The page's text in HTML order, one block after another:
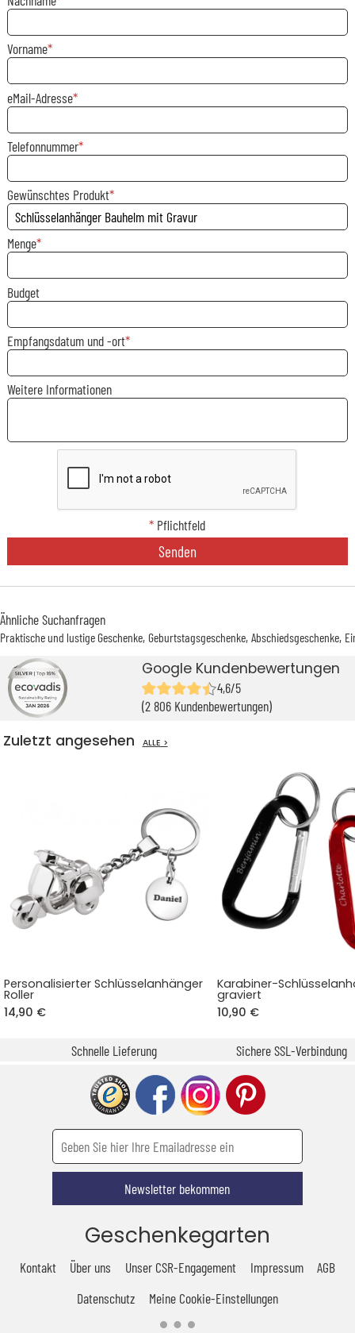
Vorname
eMail-Adresse
Telefonnummer
Gewünschtes Produkt
Menge
Budget
Empfangsdatum und -ort
Weitere Informationen
* Pflichtfeld
Senden
Ähnliche Suchanfragen
Praktische und lustige Geschenke Geburtstagsgeschenke Abschiedsgeschenke
Google Kundenbewertungen
4,6/5
(2 806 Kundenbewertungen)
Zuletzt angesehen ALLE >
Personalisierter Schlüsselanhänger
Roller
14,90 €
Karabiner-
graviert
10,90 €
Schnelle Lieferung Sichere SSL-Verbindung
Newsletter bekommen
Geschenkegarten
Kontakt Über uns Unser CSR-Engagement Impressum
AGB
Datenschutz
Meine Cookie-Einstellungen